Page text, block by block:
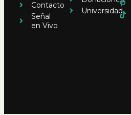
Contacto
Señal
en Vivo
Universidad